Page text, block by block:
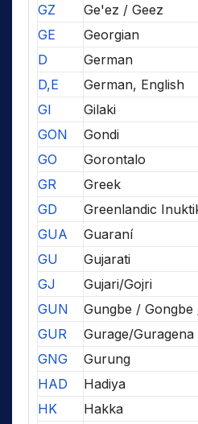
GZ
Ge'ez / Geez
GE
Georgian
D
German
D,E
German, English
GI
Gilaki
GON
Gondi
GO
Gorontalo
GR
Greek
GD
Greenlandic
GUA
Guaraní
GU
Gujarati
GJ
Gujari/Gojri
GUN
Gungbe / Gongbe
GUR
Gurage/Guragena
GNG
Gurung
HAD
Hadiya
HK
Hakka